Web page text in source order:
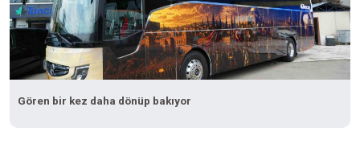
Gören bir kez daha dönüp bakıyor